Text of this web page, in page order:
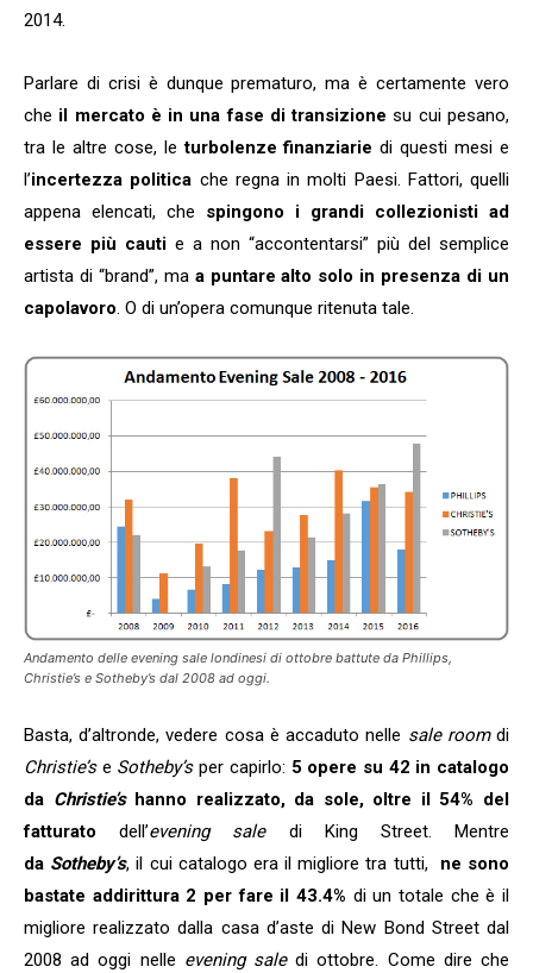
2014.
Parlare di crisi è dunque prematuro, ma è certamente vero
che il mercato è in una fase di transizione su cui pesano,
tra le altre cose, le turbolenze finanziarie di questi mesi e
l’incertezza politica che regna in molti Paesi. Fattori, quelli
appena elencati, che spingono i grandi collezionisti ad
essere più cauti e a non “accontentarsi” più del semplice
artista di “brand”, ma a puntare alto solo in presenza di un
capolavoro . O di un’opera comunque ritenuta tale.
Andamento delle evening sale londinesi di ottobre battute da Phillips,
Christie’s e Sotheby’s dal 2008 ad oggi.
Basta, d’altronde, vedere cosa è accaduto nelle sale roomdi
Christie’se Sotheby’sper capirlo: 5 opere su 42 in catalogo
da Christie’shanno realizzato, da sole, oltre il 54% del
fatturato dell’evening saledi King Street. Mentre
da Sotheby’s, il cui catalogo era il migliore tra tutti, ne sono
bastate addirittura 2 per fare il 43.4% di un totale che è il
migliore realizzato dalla casa d’aste di New Bond Street dal
2008 ad oggi nelle evening saledi ottobre. Come dire che